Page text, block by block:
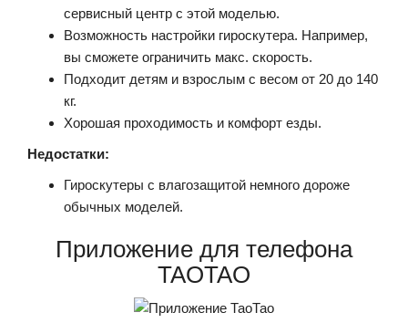
сервисный центр с этой моделью.
Возможность настройки гироскутера. Например,
вы сможете ограничить макс. скорость.
Подходит детям и взрослым с весом от 20 до 140
кг.
Хорошая проходимость и комфорт езды.
Недостатки:
Гироскутеры с влагозащитой немного дороже
обычных моделей.
Приложение для телефона
TAOTAO